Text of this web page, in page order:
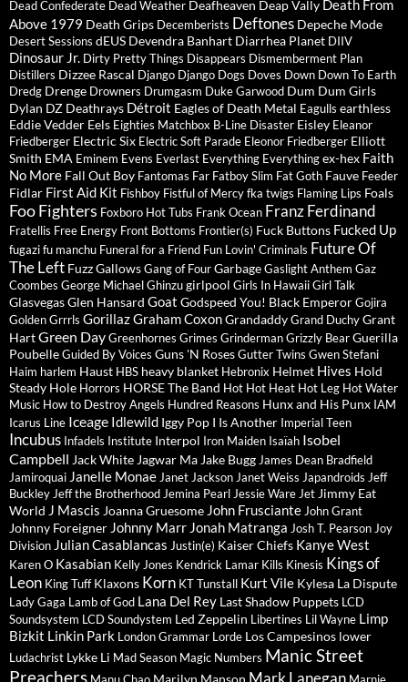
Dead Confederate Dead Weather Deafheaven Deap Vally Death From
Above 1979 Death Grips Decemberists Deftones Depeche Mode
Desert Sessions dEUS Devendra Banhart Diarrhea Planet DIIV
Dinosaur Jr. Dirty Pretty Things Disappears Dismemberment Plan
Distillers Dizzee Rascal Django Django Dogs Doves Down Down To Earth
Dredg Drenge Drowners Drumgasm Duke Garwood Dum Dum Girls
Dylan DZ Deathrays Détroit Eagles of Death Metal Eagulls earthless
Eddie Vedder Eels Eighties Matchbox B-Line Disaster Eisley Eleanor
Friedberger Electric Six Electric Soft Parade Eleonor Friedberger Elliott
Smith EMA Eminem Evens Everlast Everything Everythingex-hex Faith
No More Fall Out Boy Fantomas Far Fatboy Slim Fat Goth Fauve Feeder
Fidlar First Aid Kit Fishboy Fistful of Mercyfka twigs Flaming Lips Foals
Foo Fighters Foxboro Hot Tubs Frank Ocean Franz Ferdinand
Fratellis Free Energy Front Bottoms Frontier(s) Fuck Buttons Fucked Up
fugazifu manchu Funeral for a Friend Fun Lovin' Criminals Future Of
The Left FuzzGallowsGang of FourGarbageGaslight Anthem Gaz
Coombes George MichaelGhinzugirlpool Girls In HawaiiGirl Talk
GlasvegasGlen Hansard Goat Godspeed You! Black EmperorGojira
Golden Grrrls GorillazGraham CoxonGrandaddyGrand DuchyGrant
HartGreen DayGreenhornes Grimes GrindermanGrizzly BearGuerilla
PoubelleGuided By Voices Guns 'N RosesGutter Twins Gwen Stefani
Haim harlem Haust HBS heavy blanket Hebronix Helmet Hives Hold
Steady Hole Horrors HORSE The Band Hot Hot Heat Hot Leg Hot Water
Music How to Destroy Angels Hundred Reasons Hunx and His Punx IAM
Icarus Line Iceage Idlewild Iggy Pop I Is Another Imperial Teen
Incubus Infadels Institute Interpol Iron Maiden Isaïah Isobel
Campbell Jack White Jagwar Ma Jake Bugg James Dean Bradfield
Jamiroquai Janelle Monae Janet Jackson Janet Weiss Japandroids Jeff
Buckley Jeff the Brotherhood Jemina Pearl Jessie Ware Jet Jimmy Eat
World J Mascis Joanna Gruesome John Frusciante John Grant
Johnny Foreigner Johnny Marr Jonah Matranga Josh T. Pearson Joy
Division Julian Casablancas Justin(e) Kaiser Chiefs Kanye West
Karen O Kasabian Kelly Jones Kendrick Lamar Kills Kinesis Kings of
Leon King Tuff Klaxons Korn KT Tunstall Kurt Vile Kylesa La Dispute
Lady Gaga Lamb of God Lana Del Rey Last Shadow Puppets LCD
Soundsystem LCD Soundystem Led Zeppelin Libertines Lil Wayne Limp
Bizkit Linkin Park London Grammar Lorde Los Campesinos lower
Ludachrist Lykke Li Mad Season Magic Numbers Manic Street
Preachers
Marilyn Manson Mark Lanegan